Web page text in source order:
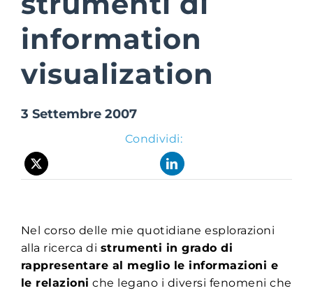
Suite Login
information
visualization
3 Settembre 2007
Condividi:
Nel corso delle mie quotidiane esplorazioni
alla ricerca di strumenti in grado di
rappresentare al meglio le informazioni e
le relazioni che legano i diversi fenomeni che